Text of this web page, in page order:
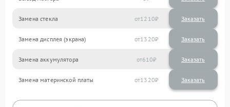
Замена стекла 1210
Замена дисплея (экрана) 1320
Замена аккумулятора 610
Замена материнской платы 1320